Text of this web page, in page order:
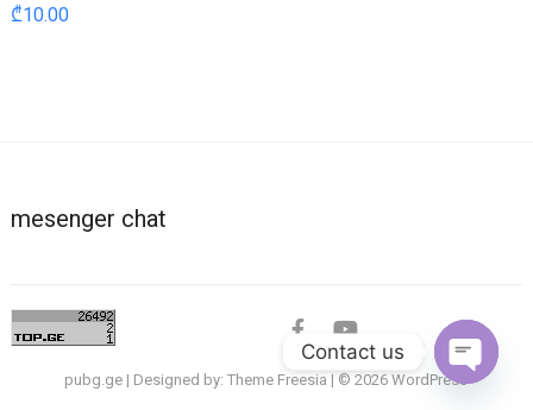
₾10.00
mesenger chat
facebookyoutube
pubg.ge | Designed by:Theme Freesia | © 2026WordPress
Contact us